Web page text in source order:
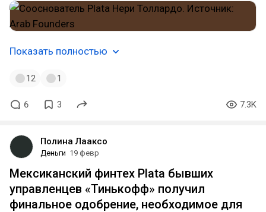
Показать полностью
12 1
6 3 7.3K
Полина Лааксо
Деньги 19 февр
Мексиканский финтех Plata бывших
управленцев «Тинькофф» получил
финальное одобрение, необходимое для